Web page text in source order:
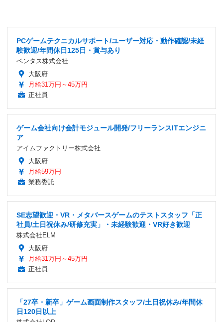
PCゲームテクニカルサポート/ユーザー対応・動作確認/未経
験歓迎/年間休日125日・賞与あり
ベンタス株式会社
大阪府
月給31万円～45万円
正社員
ゲーム会社向け会計モジュール開発/フリーランスITエンジニ
ア
アイムファクトリー株式会社
大阪府
月給59万円
業務委託
SE志望歓迎・VR・メタバースゲームのテストスタッフ「正
社員/土日祝休み/研修充実」・未経験歓迎・VR好き歓迎
株式会社ELM
大阪府
月給31万円～45万円
正社員
「27卒・新卒」ゲーム画面制作スタッフ/土日祝休み/年間休
日120日以上